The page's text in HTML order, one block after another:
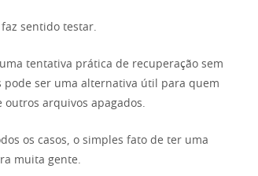
sentido testar.
tentativa prática de recuperação sem
pode ser uma alternativa útil para quem
arquivos apagados.
os casos, o simples fato de ter uma
muita gente.